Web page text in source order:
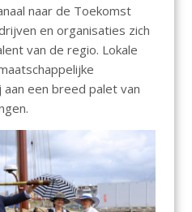
naar de Toekomst
en organisaties zich
van de regio. Lokale
een breed palet van